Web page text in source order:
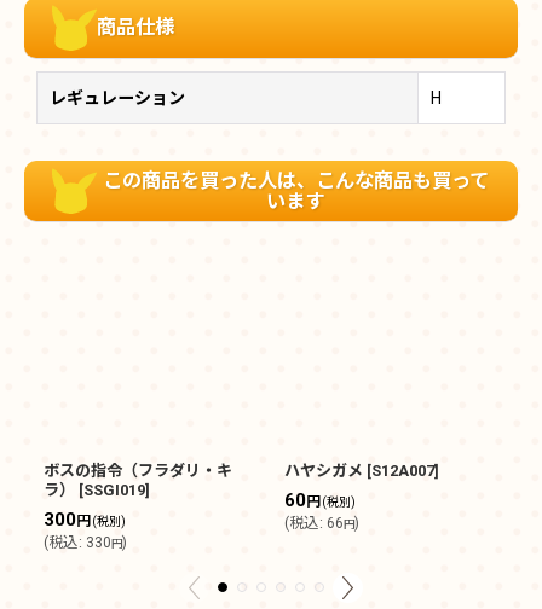
商品仕様
レギュレーション H
この商品を買った人は、こんな商品も買って
います
ボスの指令（フラダリ・キ
ラ）
[SSGI019]
300円(税別)
(税込: 330円)
ハヤシガメ [S12A007]
60円(税別)
(税込: 66円)